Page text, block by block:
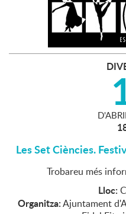
D'
Les Set Ciències.
Trobareu més
Lloc:
Organitza:Ajuntament